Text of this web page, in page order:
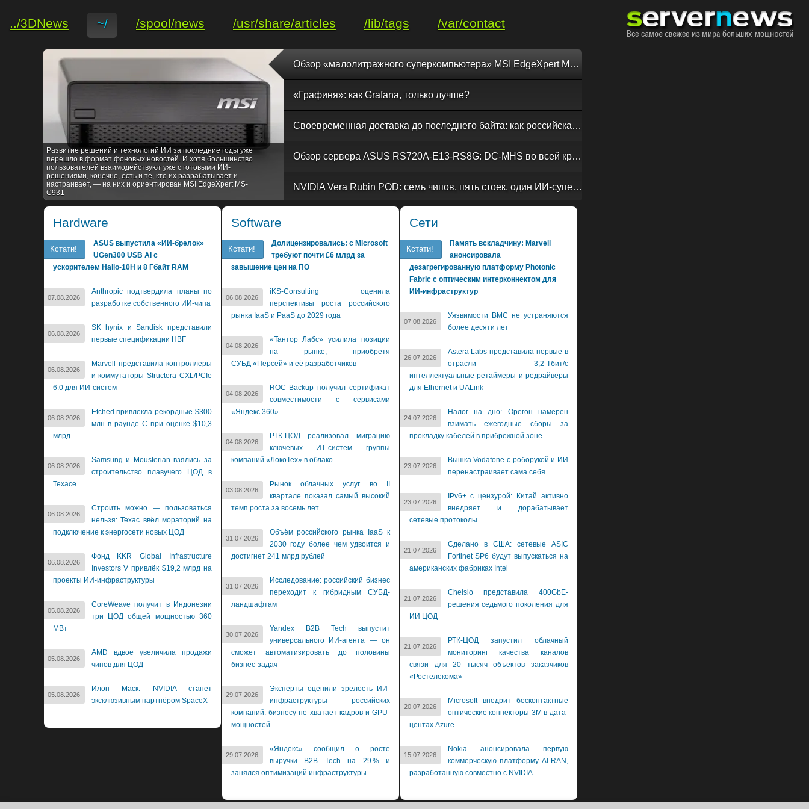
../3DNews ~/ /spool/news /usr/share/articles /lib/tags /var/contact
Развитие решений и технологий ИИ за последние годы уже
перешло в формат фоновых новостей. И хотя большинство
пользователей взаимодействуют уже с готовыми ИИ-
решениями, конечно, есть и те, кто их разрабатывает и
настраивает, — на них и ориентирован MSI EdgeXpert MS-
C931
Обзор «малолитражного суперкомпьютера» MSI EdgeXpert MS-C931
«Графиня»: как Grafana, только лучше?
Своевременная доставка до последнего байта: как российская сеть Curator CDN совмещает скорость, безопасность и гибкость управления
Обзор сервера ASUS RS720A-E13-RS8G: DC-MHS во всей красе
NVIDIA Vera Rubin POD: семь чипов, пять стоек, один ИИ-суперкомпьютер
Hardware
Кстати!
ASUS выпустила «ИИ-брелок»
UGen300 USB AI с
ускорителем Hailo-10H и 8 Гбайт RAM
07.08.2026
Anthropic подтвердила планы по
разработке собственного ИИ-чипа
06.08.2026
SK hynix и Sandisk представили
первые спецификации HBF
06.08.2026
Marvell представила контроллеры
и коммутаторы Structera CXL/PCIe
6.0 для ИИ-систем
06.08.2026
Etched привлекла рекордные $300
млн в раунде C при оценке $10,3
млрд
06.08.2026
Samsung и Mousterian взялись за
строительство плавучего ЦОД в
Техасе
06.08.2026
Строить можно — пользоваться
нельзя: Техас ввёл мораторий на
подключение к энергосети новых ЦОД
06.08.2026
Фонд KKR Global Infrastructure
Investors V привлёк $19,2 млрд на
проекты ИИ-инфраструктуры
05.08.2026
CoreWeave получит в Индонезии
три ЦОД общей мощностью 360
МВт
05.08.2026
AMD вдвое увеличила продажи
чипов для ЦОД
05.08.2026
Илон Маск: NVIDIA станет
эксклюзивным партнёром SpaceX
Software
Кстати!
Долицензировались: с Microsoft
требуют почти £6 млрд за
завышение цен на ПО
06.08.2026
iKS-Consulting оценила
перспективы роста российского
рынка IaaS и PaaS до 2029 года
04.08.2026
«Тантор Лабс» усилила позиции
на рынке, приобретя
СУБД «Персей» и её разработчиков
04.08.2026
ROC Backup получил сертификат
совместимости с сервисами
«Яндекс 360»
04.08.2026
РТК-ЦОД реализовал миграцию
ключевых ИТ-систем группы
компаний «ЛокоТех» в облако
03.08.2026
Рынок облачных услуг во II
квартале показал самый высокий
темп роста за восемь лет
31.07.2026
Объём российского рынка IaaS к
2030 году более чем удвоится и
достигнет 241 млрд рублей
31.07.2026
Исследование: российский бизнес
переходит к гибридным СУБД-
ландшафтам
30.07.2026
Yandex B2B Tech выпустит
универсального ИИ-агента — он
сможет автоматизировать до половины
бизнес-задач
29.07.2026
Эксперты оценили зрелость ИИ-
инфраструктуры российских
компаний: бизнесу не хватает кадров и GPU-
мощностей
29.07.2026
«Яндекс» сообщил о росте
выручки B2B Tech на 29 % и
занялся оптимизаций инфраструктуры
Сети
Кстати!
Память вскладчину: Marvell
анонсировала
дезагрегированную платформу Photonic
Fabric с оптическим интерконнектом для
ИИ-инфраструктур
07.08.2026
Уязвимости BMC не устраняются
более десяти лет
26.07.2026
Astera Labs представила первые в
отрасли 3,2-Тбит/с
интеллектуальные ретаймеры и редрайверы
для Ethernet и UALink
24.07.2026
Налог на дно: Орегон намерен
взимать ежегодные сборы за
прокладку кабелей в прибрежной зоне
23.07.2026
Вышка Vodafone с роборукой и ИИ
перенастраивает сама себя
23.07.2026
IPv6+ с цензурой: Китай активно
внедряет и дорабатывает
сетевые протоколы
21.07.2026
Сделано в США: сетевые ASIC
Fortinet SP6 будут выпускаться на
американских фабриках Intel
21.07.2026
Chelsio представила 400GbE-
решения седьмого поколения для
ИИ ЦОД
21.07.2026
РТК-ЦОД запустил облачный
мониторинг качества каналов
связи для 20 тысяч объектов заказчиков
«Ростелекома»
20.07.2026
Microsoft внедрит бесконтактные
оптические коннекторы 3M в дата-
центах Azure
15.07.2026
Nokia анонсировала первую
коммерческую платформу AI-RAN,
разработанную совместно с NVIDIA